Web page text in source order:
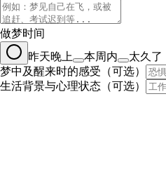
做梦时间
昨天晚上
本周内
太久了
梦中及醒来时的感受（可选）
生活背景与心理状态（可选）